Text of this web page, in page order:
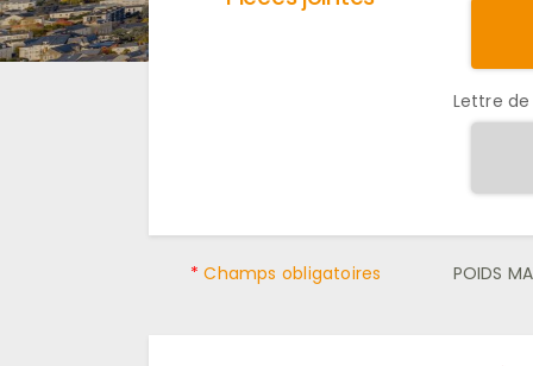
Lettre
* Champs obligatoires POIDS